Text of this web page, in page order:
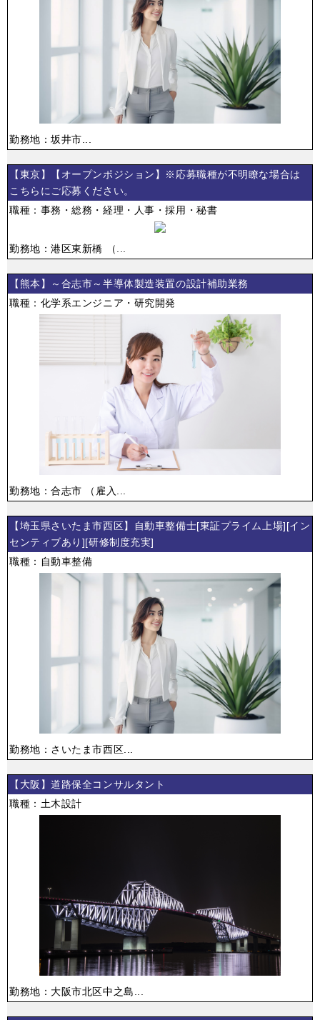
勤務地：坂井市...
【東京】【オープンポジション】※応募職種が不明瞭な場合は
こちらにご応募ください。
職種：事務・総務・経理・人事・採用・秘書
勤務地：港区東新橋 （...
【熊本】～合志市～半導体製造装置の設計補助業務
職種：化学系エンジニア・研究開発
勤務地：合志市 （雇入...
【埼玉県さいたま市西区】自動車整備士[東証プライム上場][イン
センティブあり][研修制度充実]
職種：自動車整備
勤務地：さいたま市西区...
【大阪】道路保全コンサルタント
職種：土木設計
勤務地：大阪市北区中之島...